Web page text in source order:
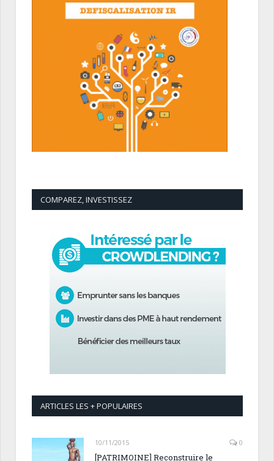
COMPAREZ, INVESTISSEZ
ARTICLES LES + POPULAIRES
10/11/2015 0
[PATRIMOINE] Reconstruire le